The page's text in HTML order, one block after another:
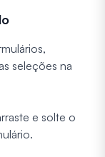
seleções na
e solte o